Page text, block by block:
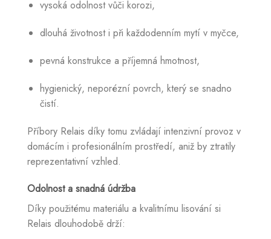
vysoká odolnost vůči korozi,
dlouhá životnost i při každodenním mytí v myčce,
pevná konstrukce a příjemná hmotnost,
hygienický, neporézní povrch, který se snadno
čistí.
Příbory Relais díky tomu zvládají intenzivní provoz v
domácím i profesionálním prostředí, aniž by ztratily
reprezentativní vzhled.
Odolnost a snadná údržba
Díky použitému materiálu a kvalitnímu lisování si
Relais dlouhodobě drží: